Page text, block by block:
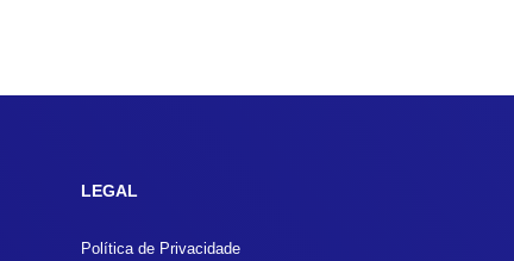
LEGAL
Política de Privacidade